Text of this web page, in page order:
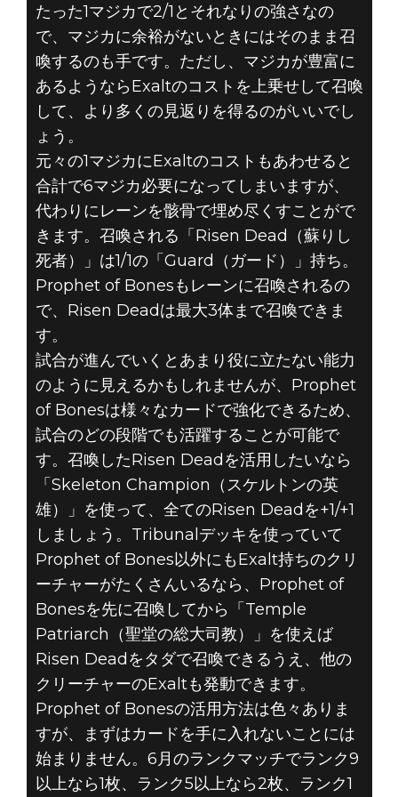
たった1マジカで2/1とそれなりの強さなの
で、マジカに余裕がないときにはそのまま召
喚するのも手です。ただし、マジカが豊富に
あるようならExaltのコストを上乗せして召喚
して、より多くの見返りを得るのがいいでし
ょう。
元々の1マジカにExaltのコストもあわせると
合計で6マジカ必要になってしまいますが、
代わりにレーンを骸骨で埋め尽くすことがで
きます。召喚される「Risen Dead（蘇りし
死者）」は1/1の「Guard（ガード）」持ち。
Prophet of Bonesもレーンに召喚されるの
で、Risen Deadは最大3体まで召喚できま
す。
試合が進んでいくとあまり役に立たない能力
のように見えるかもしれませんが、Prophet
of Bonesは様々なカードで強化できるため、
試合のどの段階でも活躍することが可能で
す。召喚したRisen Deadを活用したいなら
「Skeleton Champion（スケルトンの英
雄）」を使って、全てのRisen Deadを+1/+1
しましょう。Tribunalデッキを使っていて
Prophet of Bones以外にもExalt持ちのクリ
ーチャーがたくさんいるなら、Prophet of
Bonesを先に召喚してから「Temple
Patriarch（聖堂の総大司教）」を使えば
Risen Deadをタダで召喚できるうえ、他の
クリーチャーのExaltも発動できます。
Prophet of Bonesの活用方法は色々ありま
すが、まずはカードを手に入れないことには
始まりません。6月のランクマッチでランク9
以上なら1枚、ランク5以上なら2枚、ランク1